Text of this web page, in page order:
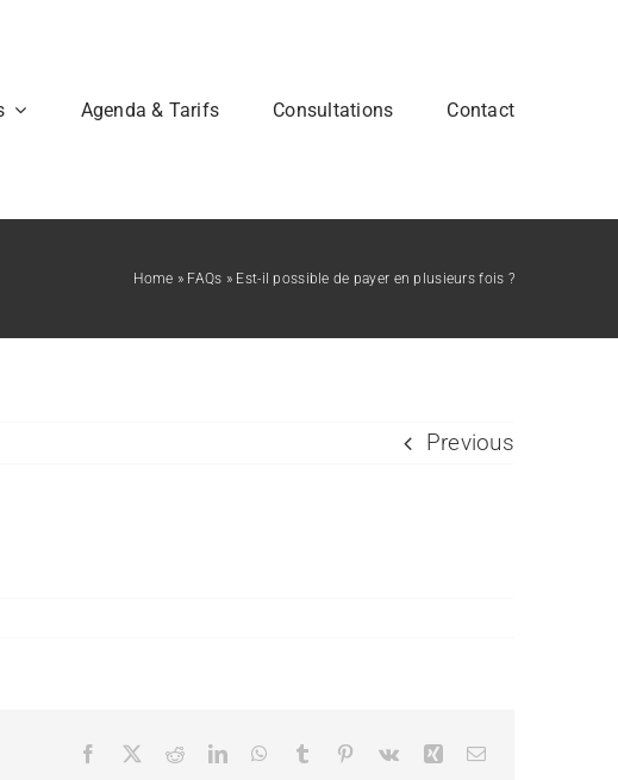
Agenda & Tarifs Consultations Contact
Home » FAQs » Est-il possible de payer en plusieurs fois ?
Previous